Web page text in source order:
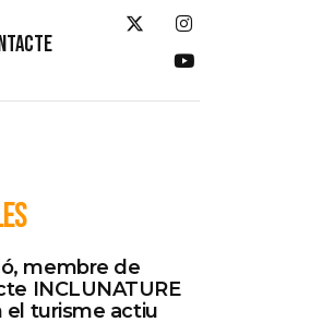
membre de
INCLUNATURE
el turisme actiu